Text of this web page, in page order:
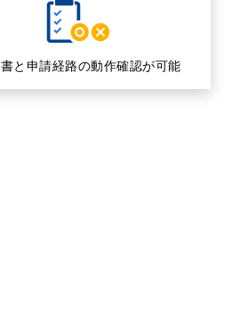
と申請経路の動作確認が可能